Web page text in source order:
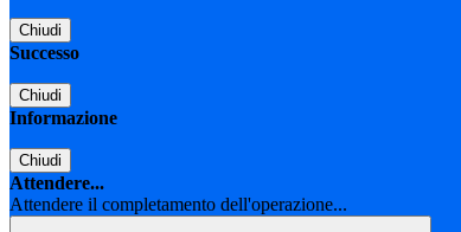
Chiudi
Successo
Chiudi
Informazione
Chiudi
Attendere...
Attendere il completamento dell'operazione...